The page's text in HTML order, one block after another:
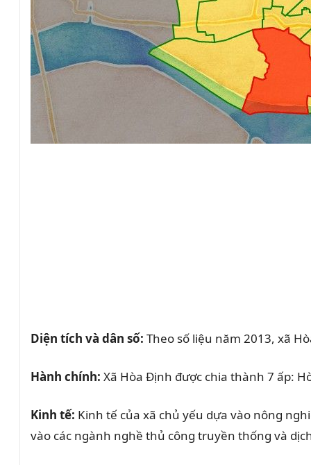
Diện tích và dân số: Theo số liệu năm 2013, xã
Hành chính: Xã Hòa Định được chia thành 7 ấp:
Kinh tế: Kinh tế của xã chủ yếu dựa vào nông
vào các ngành nghề thủ công truyền thống và